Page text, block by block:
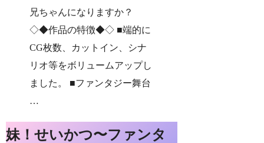
兄ちゃんになりますか？
◇◆作品の特徴◆◇ ■端的に
CG枚数、カットイン、シナ
リオ等をボリュームアップし
ました。 ■ファンタジー舞台
…
妹！せいかつ〜ファンタ